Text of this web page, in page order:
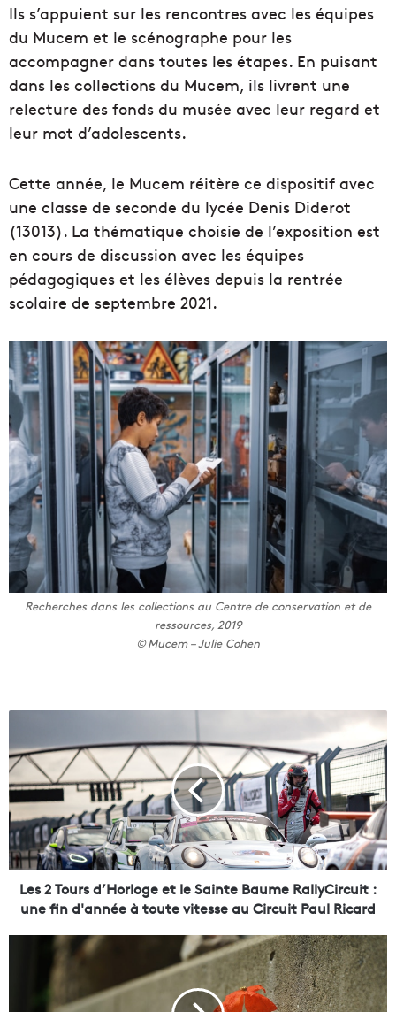
Ils s’appuient sur les rencontres avec les équipes
du Mucem et le scénographe pour les
accompagner dans toutes les étapes. En puisant
dans les collections du Mucem, ils livrent une
relecture des fonds du musée avec leur regard et
leur mot d’adolescents.
Cette année, le Mucem réitère ce dispositif avec
une classe de seconde du lycée Denis Diderot
(13013). La thématique choisie de l’exposition est
en cours de discussion avec les équipes
pédagogiques et les élèves depuis la rentrée
scolaire de septembre 2021.
Recherches dans les collections au Centre de conservation et de
ressources, 2019
© Mucem – Julie Cohen
s
2
T
o
u
r
s
o
Les 2 Tours d’Horloge et le Sainte Baume RallyCircuit :
une fin d'année à toute vitesse au Circuit Paul Ricard